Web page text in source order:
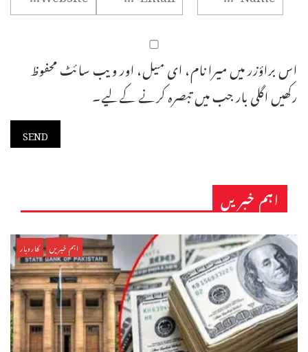
اس براؤزر میں میرا نام، ای میل، اور ویب سائٹ محفوظ
رکھیں اگلی بار جب میں تبصرہ کرنے کےلیے۔
اہم خبریں
اہم خبریں کاروبار